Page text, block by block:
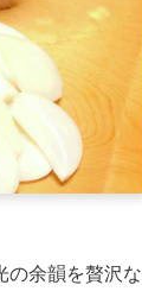
の余韻を贅沢な